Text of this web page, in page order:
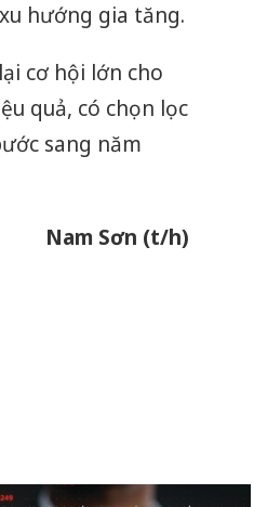
hướng gia tăng.
cơ hội lớn cho
quả, có chọn lọc
sang năm
Nam Sơn (t/h)